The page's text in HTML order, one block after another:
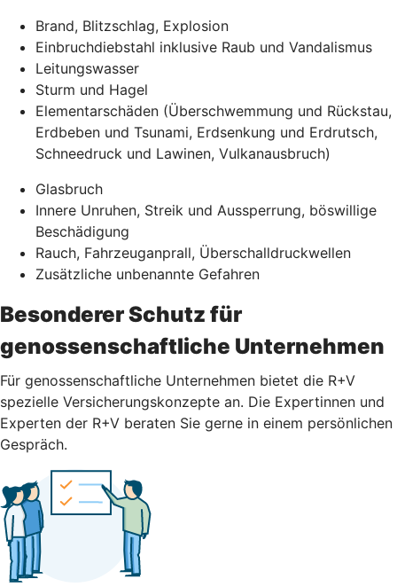
Brand, Blitzschlag, Explosion
Einbruchdiebstahl inklusive Raub und Vandalismus
Leitungswasser
Sturm und Hagel
Elementarschäden (Überschwemmung und Rückstau,
Erdbeben und Tsunami, Erdsenkung und Erdrutsch,
Schneedruck und Lawinen, Vulkanausbruch)
Glasbruch
Innere Unruhen, Streik und Aussperrung, böswillige
Beschädigung
Rauch, Fahrzeuganprall, Überschalldruckwellen
Zusätzliche unbenannte Gefahren
Besonderer Schutz für
genossenschaftliche Unternehmen
Für genossenschaftliche Unternehmen bietet die R+V
spezielle Versicherungskonzepte an. Die Expertinnen und
Experten der R+V beraten Sie gerne in einem persönlichen
Gespräch.